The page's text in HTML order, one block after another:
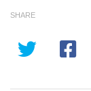
SHARE